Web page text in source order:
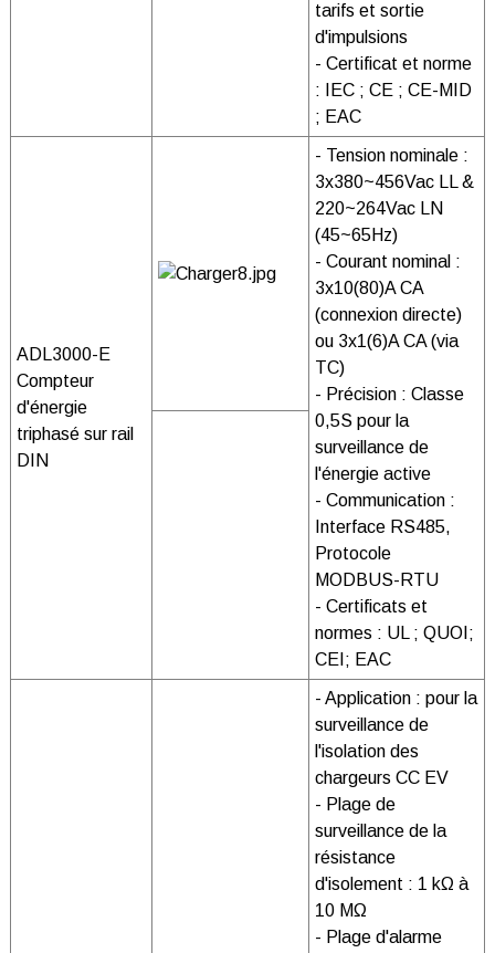
tarifs et sortie
d'impulsions
- Certificat et norme
: IEC ; CE ; CE-MID
; EAC
ADL3000-E
Compteur
d'énergie
triphasé sur rail
DIN
- Tension nominale :
3x380~456Vac LL &
220~264Vac LN
(45~65Hz)
- Courant nominal :
3x10(80)A CA
(connexion directe)
ou 3x1(6)A CA (via
TC)
- Précision : Classe
0,5S pour la
surveillance de
l'énergie active
- Communication :
Interface RS485,
Protocole
MODBUS-RTU
- Certificats et
normes : UL ; QUOI;
CEI; EAC
- Application : pour la
surveillance de
l'isolation des
chargeurs CC EV
- Plage de
surveillance de la
résistance
d'isolement : 1 kΩ à
10 MΩ
- Plage d'alarme